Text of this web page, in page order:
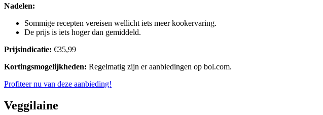
Nadelen:
Sommige recepten vereisen wellicht iets meer kookervaring.
De prijs is iets hoger dan gemiddeld.
Prijsindicatie: €35,99
Kortingsmogelijkheden: Regelmatig zijn er aanbiedingen op bol.com.
Profiteer nu van deze aanbieding!
Veggilaine